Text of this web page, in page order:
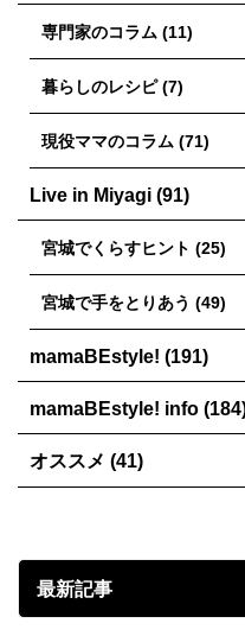
専門家のコラム (11)
暮らしのレシピ (7)
現役ママのコラム (71)
Live in Miyagi (91)
宮城でくらすヒント (25)
宮城で手をとりあう (49)
mamaBEstyle! (191)
mamaBEstyle! info
オススメ (41)
最新記事